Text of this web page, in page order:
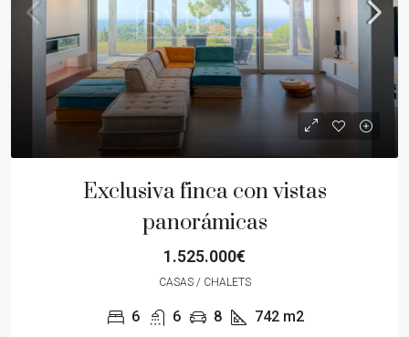
Exclusiva finca con vistas
panorámicas
1.525.000€
CASAS / CHALETS
6 6 8 742 m2